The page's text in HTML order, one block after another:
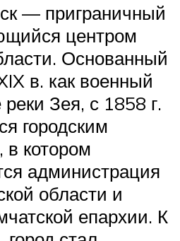
— приграничный
центром
Основанный
в. как военный
реки Зея, с 1858 г.
городским
в котором
администрация
области и
епархии. К